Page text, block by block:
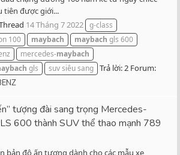
tiên được giới...
14 Tháng 7 2022 g-class
100
maybach maybach gls 600
mercedes-maybach
gls suv siêu sang Trả lời: 2 Forum:
tượng đài sang trọng Mercedes-
600 thành SUV thể thao mạnh 789
bản độ ấn tượng dành cho các mẫu xe